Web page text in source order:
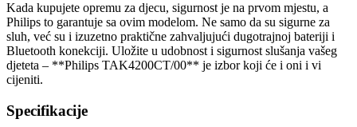
Kada kupujete opremu za djecu, sigurnost je na prvom mjestu, a
Philips to garantuje sa ovim modelom. Ne samo da su sigurne za
sluh, već su i izuzetno praktične zahvaljujući dugotrajnoj bateriji i
Bluetooth konekciji. Uložite u udobnost i sigurnost slušanja vašeg
djeteta – **Philips TAK4200CT/00** je izbor koji će i oni i vi
cijeniti.
Specifikacije